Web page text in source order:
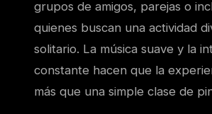
grupos de amigos, parejas o
quienes buscan una actividad
solitario. La música suave y la
constante hacen que la
más que una simple clase de